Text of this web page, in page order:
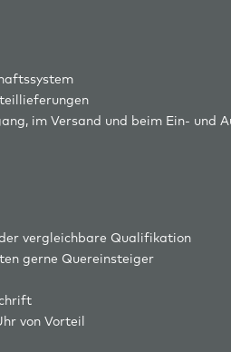
im Versand und beim Ein- und
vergleichbare Qualifikation
gerne Quereinsteiger
von Vorteil